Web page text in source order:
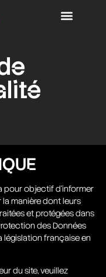
pour objectif d’informer
la manière dont leurs
et protégées dans
des Données
législation française en
du site, veuillez